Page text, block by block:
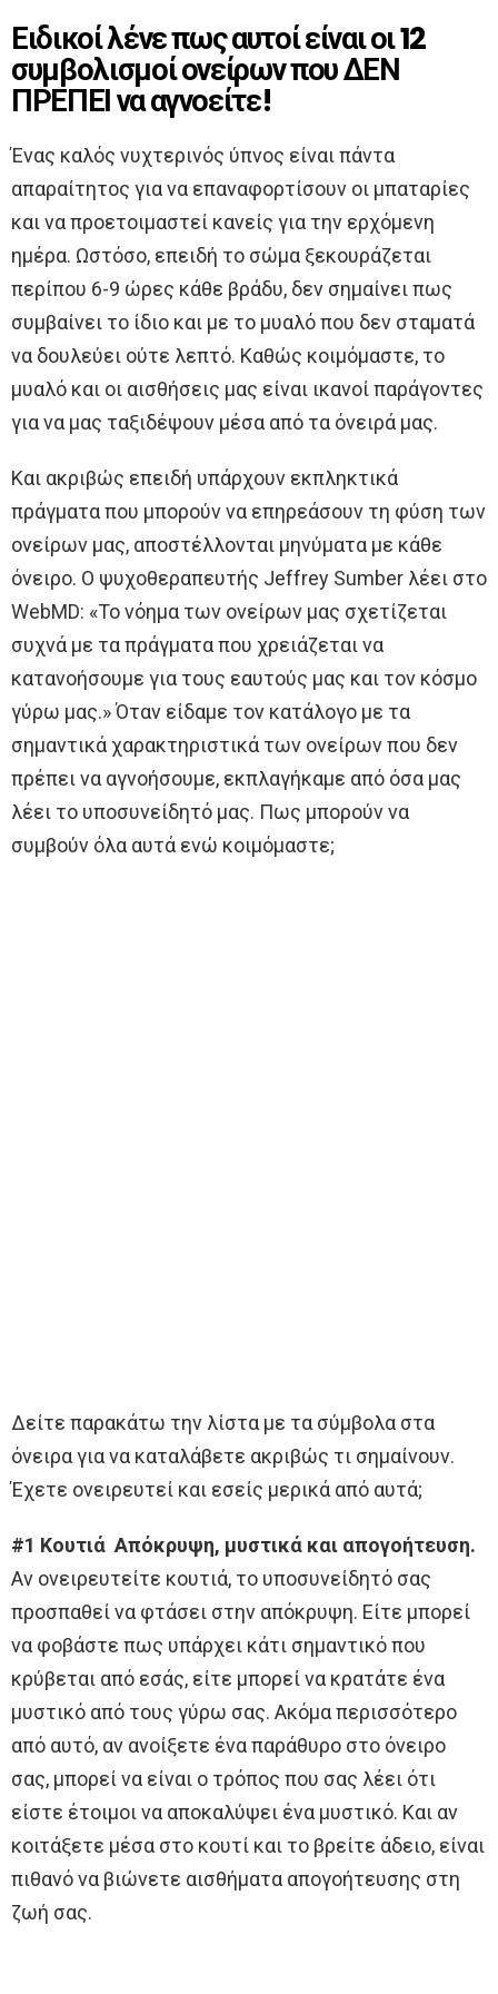
Ειδικοί λένε πως αυτοί είναι οι 12
συμβολισμοί ονείρων που ΔΕΝ
ΠΡΕΠΕΙ να αγνοείτε!
Ένας καλός νυχτερινός ύπνος είναι πάντα
απαραίτητος για να επαναφορτίσουν οι μπαταρίες
και να προετοιμαστεί κανείς για την ερχόμενη
ημέρα. Ωστόσο, επειδή το σώμα ξεκουράζεται
περίπου 6-9 ώρες κάθε βράδυ, δεν σημαίνει πως
συμβαίνει το ίδιο και με το μυαλό που δεν σταματά
να δουλεύει ούτε λεπτό. Καθώς κοιμόμαστε, το
μυαλό και οι αισθήσεις μας είναι ικανοί παράγοντες
για να μας ταξιδέψουν μέσα από τα όνειρά μας.
Και ακριβώς επειδή υπάρχουν εκπληκτικά
πράγματα που μπορούν να επηρεάσουν τη φύση των
ονείρων μας, αποστέλλονται μηνύματα με κάθε
όνειρο. Ο ψυχοθεραπευτής Jeffrey Sumber λέει στο
WebMD: «Το νόημα των ονείρων μας σχετίζεται
συχνά με τα πράγματα που χρειάζεται να
κατανοήσουμε για τους εαυτούς μας και τον κόσμο
γύρω μας.» Όταν είδαμε τον κατάλογο με τα
σημαντικά χαρακτηριστικά των ονείρων που δεν
πρέπει να αγνοήσουμε, εκπλαγήκαμε από όσα μας
λέει το υποσυνείδητό μας. Πως μπορούν να
συμβούν όλα αυτά ενώ κοιμόμαστε;
Δείτε παρακάτω την λίστα με τα σύμβολα στα
όνειρα για να καταλάβετε ακριβώς τι σημαίνουν.
Έχετε ονειρευτεί και εσείς μερικά από αυτά;
#1 Κουτιά Απόκρυψη, μυστικά και απογοήτευση.
Αν ονειρευτείτε κουτιά, το υποσυνείδητό σας
προσπαθεί να φτάσει στην απόκρυψη. Είτε μπορεί
να φοβάστε πως υπάρχει κάτι σημαντικό που
κρύβεται από εσάς, είτε μπορεί να κρατάτε ένα
μυστικό από τους γύρω σας. Ακόμα περισσότερο
από αυτό, αν ανοίξετε ένα παράθυρο στο όνειρο
σας, μπορεί να είναι ο τρόπος που σας λέει ότι
είστε έτοιμοι να αποκαλύψει ένα μυστικό. Και αν
κοιτάξετε μέσα στο κουτί και το βρείτε άδειο, είναι
πιθανό να βιώνετε αισθήματα απογοήτευσης στη
ζωή σας.